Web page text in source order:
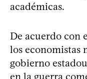
académicas.
De acuerdo con
los economistas
gobierno
en la guerra